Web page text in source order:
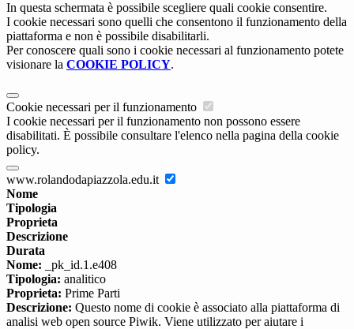
In questa schermata è possibile scegliere quali cookie consentire.
I cookie necessari sono quelli che consentono il funzionamento della
piattaforma e non è possibile disabilitarli.
Per conoscere quali sono i cookie necessari al funzionamento potete
visionare la COOKIE POLICY.
Cookie necessari per il funzionamento
I cookie necessari per il funzionamento non possono essere
disabilitati. È possibile consultare l'elenco nella pagina della cookie
policy.
www.rolandodapiazzola.edu.it
Nome
Tipologia
Proprieta
Descrizione
Durata
Nome: _pk_id.1.e408
Tipologia: analitico
Proprieta: Prime Parti
Descrizione: Questo nome di cookie è associato alla piattaforma di
analisi web open source Piwik. Viene utilizzato per aiutare i